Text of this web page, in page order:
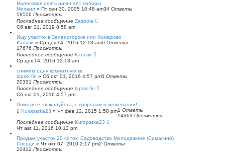
Налоговая опять начинает поборы
Михаил » Пт сен 30, 2005 10:48 am34 Ответы
58506 Просмотры
Последнее сообщение Zaspola
Сб авг 31, 2019 8:58 am
Ищу участок в Зеленогорске или Комарово
Каньпи » Ср дек 14, 2016 12:13 am0 Ответы
17676 Просмотры
Последнее сообщение Каньпи
Ср дек 14, 2016 12:13 am
снимим одну комнатную кв.
lapsik-fin » Сб окт 01, 2016 4:57 pm0 Ответы
20331 Просмотры
Последнее сообщение lapsik-fin
Сб окт 01, 2016 4:57 pm
Помогите, пожалуйста, с вопросом о межевании!
Kuropatka23 » Чт фев 12, 2015 1:58 pm1 Ответы
14363 Просмотры
Последнее сообщение Kuropatka23
Чт авг 11, 2016 10:13 pm
Продам участок 20 соток. Садоводство Молодежное (Симагино)
Соседи » Чт окт 07, 2010 2:17 pm2 Ответы
20412 Просмотры